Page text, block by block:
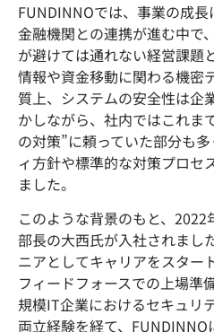
FUNDINNOでは、事業の成
金融機関との連携が進む中で
が避けては通れない経営課題
情報や資金移動に関わる機密
質上、システムの安全性は企
かしながら、社内ではこれま
の対策”に頼っていた部分も
ィ方針や標準的な対策プロセ
ました。
このような背景のもと、
部長の大西氏が入社されまし
ニアとしてキャリアをスター
フィードフォースでの上場準
規模IT企業におけるセキュリ
両立経験を経て、FUNDINNO